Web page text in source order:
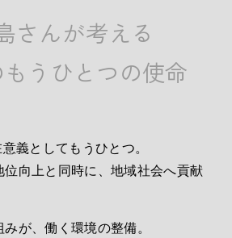
さんが考える
うひとつの使命
義としてもうひとつ。
位向上と同時に、地域社会へ貢献
が、働く環境の整備。